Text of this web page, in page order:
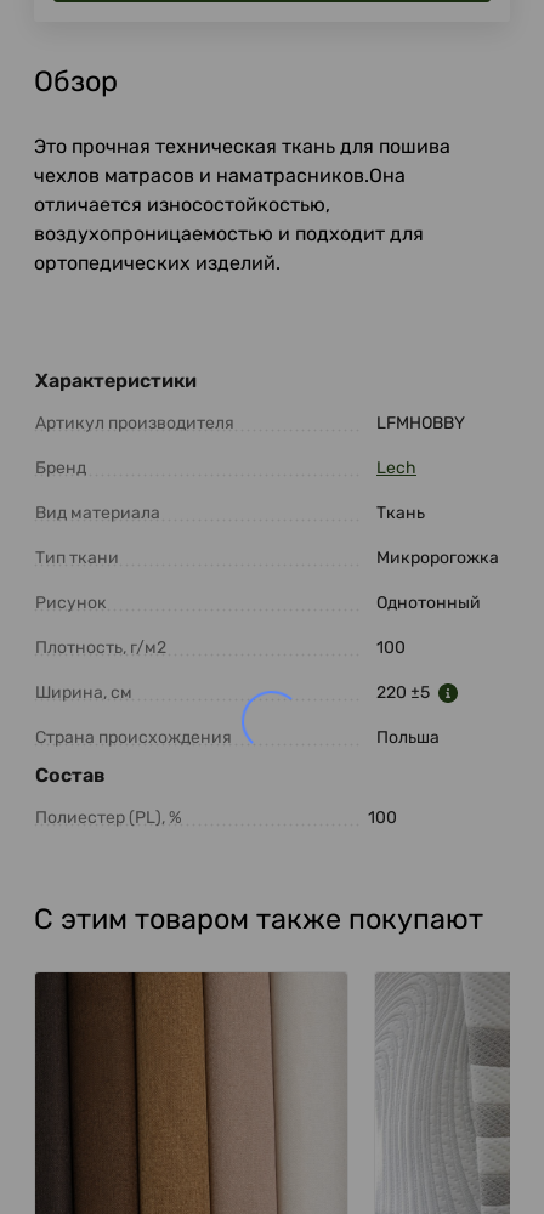
Обзор
Это прочная техническая ткань для пошива
чехлов матрасов и наматрасников.Она
отличается износостойкостью,
воздухопроницаемостью и подходит для
ортопедических изделий.
Характеристики
Артикул производителя LFMHOBBY
Бренд Lech
Вид материала Ткань
Тип ткани Микророгожка
Рисунок Однотонный
Плотность, г/м2 100
Ширина, см 220 ±5
Страна происхождения Польша
Состав
Полиестер (PL), % 100
С этим товаром также покупают